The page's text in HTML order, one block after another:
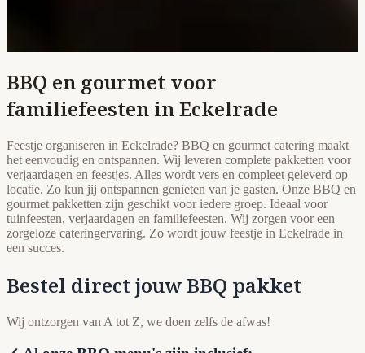
BBQ en gourmet voor
familiefeesten in Eckelrade
Feestje organiseren in Eckelrade? BBQ en gourmet catering maakt
het eenvoudig en ontspannen. Wij leveren complete pakketten voor
verjaardagen en feestjes. Alles wordt vers en compleet geleverd op
locatie. Zo kun jij ontspannen genieten van je gasten. Onze BBQ en
gourmet pakketten zijn geschikt voor iedere groep. Ideaal voor
tuinfeesten, verjaardagen en familiefeesten. Wij zorgen voor een
zorgeloze cateringervaring. Zo wordt jouw feestje in Eckelrade in
een succes.
Bestel direct jouw BBQ pakket
Wij ontzorgen van A tot Z, we doen zelfs de afwas!